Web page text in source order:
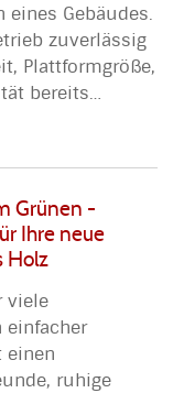
eines Gebäudes.
zuverlässig
Plattformgröße,
bereits…
Grünen -
Ihre neue
Holz
viele
einfacher
einen
ruhige